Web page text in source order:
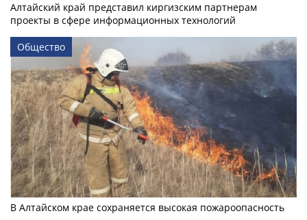
Алтайский край представил киргизским партнерам
проекты в сфере информационных технологий
Общество
В Алтайском крае сохраняется высокая пожароопасность